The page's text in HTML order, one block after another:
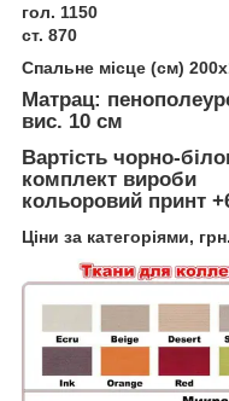
гол. 1150
ст. 870
Спальне місце (см)
Матрац:
вис. 10 см
Вартість чорно-
комплект вироби
кольоровий принт
Ціни за категоріями, грн.